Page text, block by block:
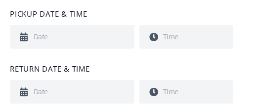
PICKUP DATE & TIME
RETURN DATE & TIME